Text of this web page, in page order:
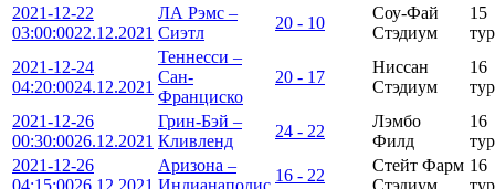
2021-12-22
03:00:0022.12.2021
ЛА Рэмс –
Сиэтл
20 - 10
Соу-Фай
Стэдиум
15
тур
2021-12-24
04:20:0024.12.2021
Теннесси –
Сан-
Франциско
20 - 17
Ниссан
Стэдиум
16
тур
2021-12-26
00:30:0026.12.2021
Грин-Бэй –
Кливленд
24 - 22
Лэмбо
Филд
16
тур
2021-12-26
04:15:0026.12.2021
Аризона –
Индианаполис
16 - 22
Стейт Фарм
Стэдиум
16
тур